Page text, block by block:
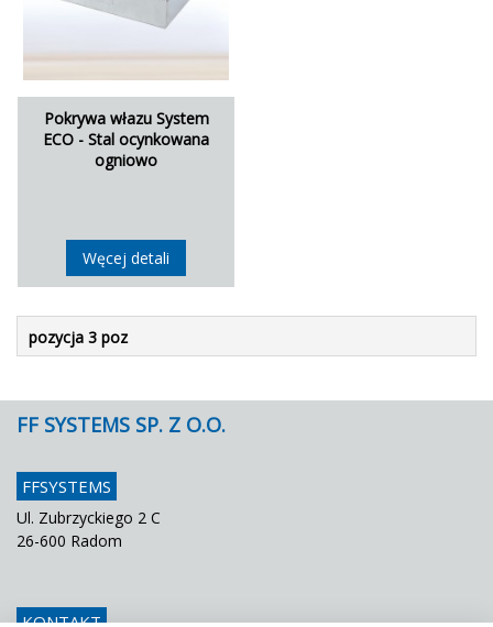
Pokrywa włazu System
ECO - Stal ocynkowana
ogniowo
Węcej detali
pozycja 3 poz
FF SYSTEMS SP. Z O.O.
FFSYSTEMS
Ul. Zubrzyckiego 2 C
26-600 Radom
KONTAKT